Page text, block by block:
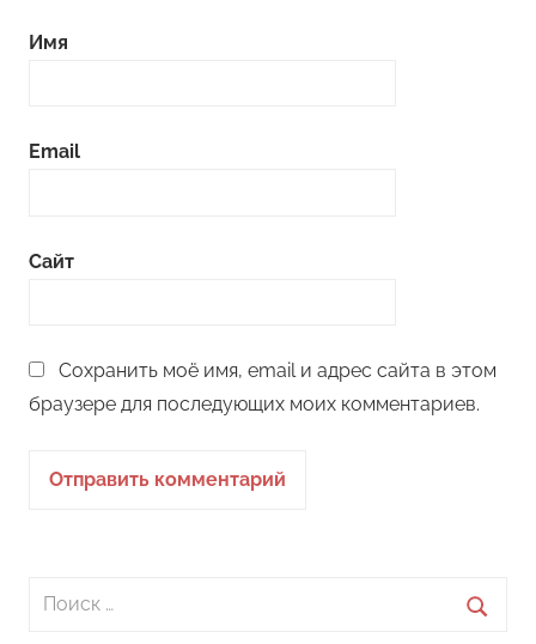
Имя
Email
Сайт
Сохранить моё имя, email и адрес сайта в этом
браузере для последующих моих комментариев.
Поиск